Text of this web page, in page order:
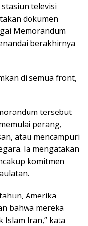
televisi
dokumen
Memorandum
berakhirnya
di semua front,
tersebut
perang,
atau mencampuri
Ia mengatakan
komitmen
Amerika
bahwa mereka
Islam Iran,” kata